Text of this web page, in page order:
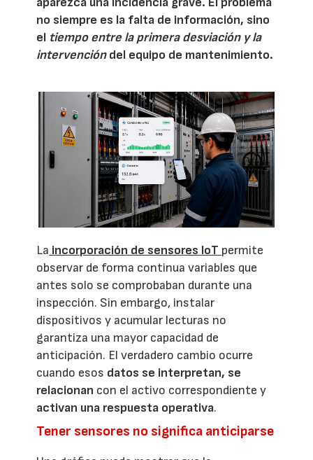
no siempre es la falta de información, sino
el tiempo entre la primera desviación y la
intervencióndel equipo de mantenimiento.
La incorporación de sensores IoT permite
observar de forma continua variables que
antes solo se comprobaban durante una
inspección. Sin embargo, instalar
dispositivos y acumular lecturas no
garantiza una mayor capacidad de
anticipación. El verdadero cambio ocurre
cuando esos datos se interpretan, se
relacionan con el activo correspondiente y
activan una respuesta operativa.
Tener sensores no significa anticiparse